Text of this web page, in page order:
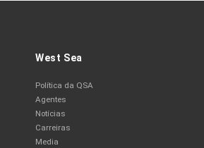
West Sea
Política da QSA
Agentes
Notícias
Carreiras
Media